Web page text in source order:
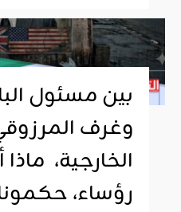
بين مسئول
وغرف
الخارجية،
رؤساء،